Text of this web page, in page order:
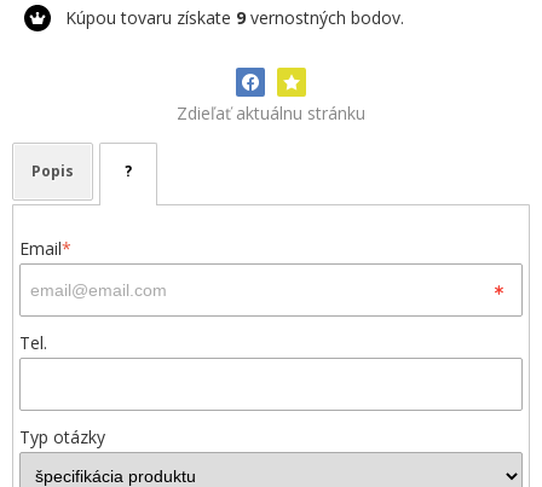
Kúpou tovaru získate 9 vernostných bodov.
Zdieľať aktuálnu stránku
Popis ?
Email*
Tel.
Typ otázky